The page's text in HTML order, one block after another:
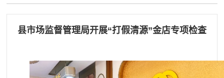
县市场监督管理局开展“打假清源”金店专项检查